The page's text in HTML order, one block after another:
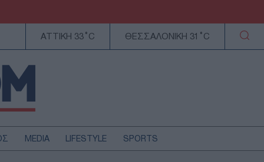
ΑΤΤΙΚΗ 33°C ΘΕΣΣΑΛΟΝΙΚΗ 31°C
MEDIA LIFESTYLE SPORTS